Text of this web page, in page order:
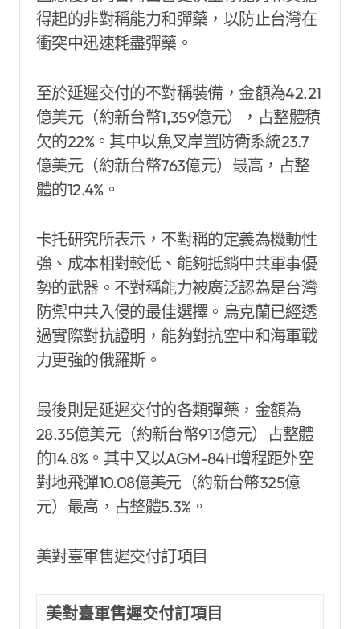
得起的非對稱能力和彈藥，以防止台灣在
衝突中迅速耗盡彈藥。
至於延遲交付的不對稱裝備，金額為42.21
億美元（約新台幣1‚359億元），占整體積
欠的22%。其中以魚叉岸置防衛系統23.7
億美元（約新台幣763億元）最高，占整
體的12.4%。
卡托研究所表示，不對稱的定義為機動性
強、成本相對較低、能夠抵銷中共軍事優
勢的武器。不對稱能力被廣泛認為是台灣
防禦中共入侵的最佳選擇。烏克蘭已經透
過實際對抗證明，能夠對抗空中和海軍戰
力更強的俄羅斯。
最後則是延遲交付的各類彈藥，金額為
28.35億美元（約新台幣913億元）占整體
的14.8%。其中又以AGM-84H增程距外空
對地飛彈10.08億美元（約新台幣325億
元）最高，占整體5.3%。
美對臺軍售遲交付訂項目
美對臺軍售遲交付訂項目